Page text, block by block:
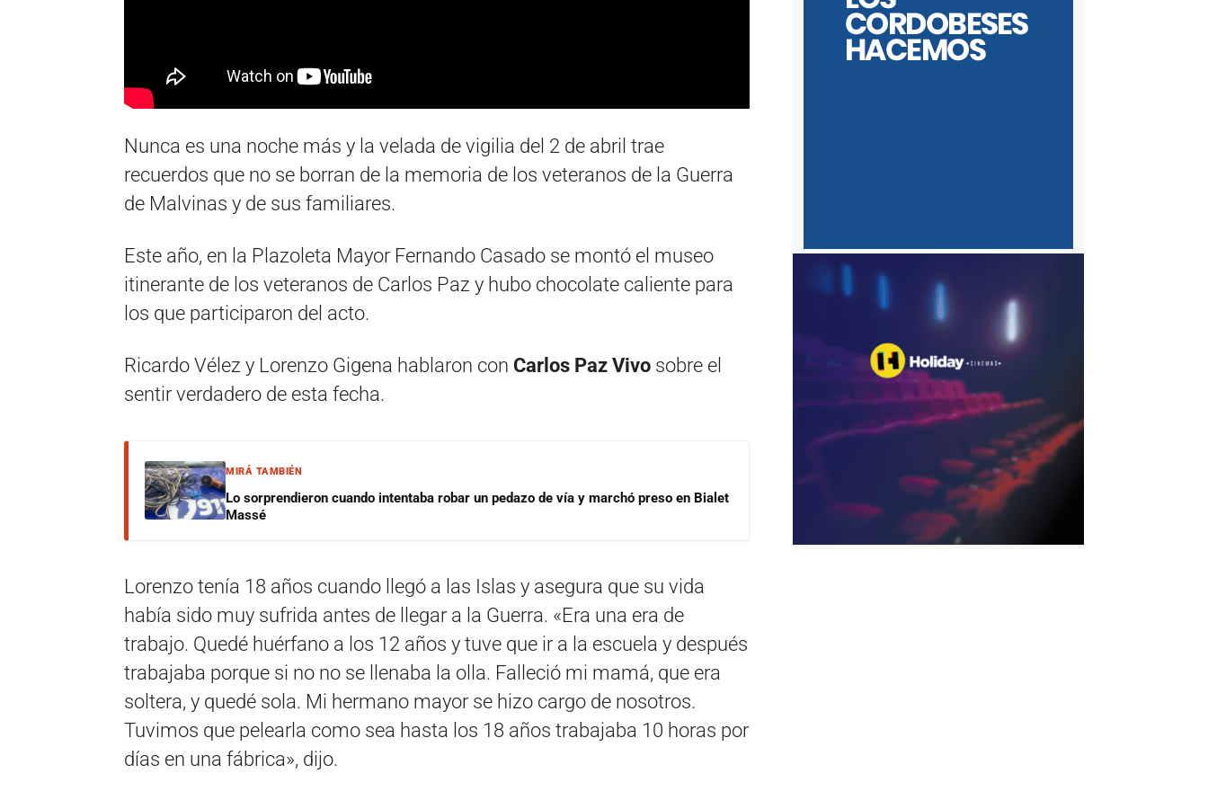
Nunca es una noche más y la velada de vigilia del 2 de abril trae
recuerdos que no se borran de la memoria de los veteranos de la Guerra
de Malvinas y de sus familiares.
Este año, en la Plazoleta Mayor Fernando Casado se montó el museo
itinerante de los veteranos de Carlos Paz y hubo chocolate caliente para
los que participaron del acto.
Ricardo Vélez y Lorenzo Gigena hablaron con Carlos Paz Vivo sobre el
sentir verdadero de esta fecha.
MIRÁ TAMBIÉN
Lo sorprendieron cuando intentaba robar un pedazo de vía y marchó preso en Bialet
Massé
Lorenzo tenía 18 años cuando llegó a las Islas y asegura que su vida
había sido muy sufrida antes de llegar a la Guerra. «Era una era de
trabajo. Quedé huérfano a los 12 años y tuve que ir a la escuela y después
trabajaba porque si no no se llenaba la olla. Falleció mi mamá, que era
soltera, y quedé sola. Mi hermano mayor se hizo cargo de nosotros.
Tuvimos que pelearla como sea hasta los 18 años trabajaba 10 horas por
días en una fábrica», dijo.